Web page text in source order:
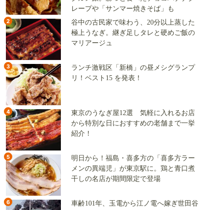
レープや「サンマー焼きそば」も
2
谷中の古民家で味わう、20分以上蒸した
極上うなぎ。継ぎ足しタレと硬めご飯の
マリアージュ
3
ランチ激戦区「新橋」の昼メシグランプ
リ！ベスト15 を発表！
4
東京のうなぎ屋12選 気軽に入れるお店
から特別な日におすすめの老舗まで一挙
紹介！
5
明日から！福島・喜多方の「喜多方ラー
メンの異端児」が東京駅に。鶏と青口煮
干しの名店が期間限定で登場
6
車齢101年、玉電から江ノ電へ嫁ぎ世田谷